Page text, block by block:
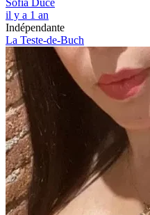
Sofia Duce
il y a 1 an
Indépendante
La Teste-de-Buch